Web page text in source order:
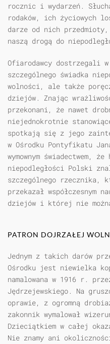
rocznic i wydarzeń.
rodaków, ich życiowych
darze od nich
naszą drogą do
Ofiarodawcy dostrzegali
szczególnego świadka
wolności, ale także
dziejów. Znając
przekonani, że nawet
niejednokrotnie
spotkają się z jego
w Ośrodku Pontyfikatu
wymownym świadectwem,
niepodległości Polski
szczególnego rzecznika,
przekazał współczesnym
dziejów i której nie
PATRON DOJRZAŁEJ
Jednym z takich darów
Ośrodku jest niewielka
namalowana w 1916 r.
Jędrzejewskiego. Na
oprawie, z ogromną
zakonnik wymalował
Dzieciątkiem w całej
Nie znamy ani